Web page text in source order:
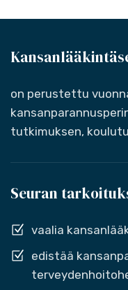
on perustettu
tutkimuksen,
Seuran
vaalia
edistää